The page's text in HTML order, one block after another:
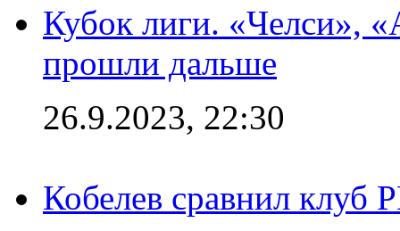
Кубок лиги. «Челси»,
прошли дальше
26.9.2023, 22:30
Кобелев сравнил клуб